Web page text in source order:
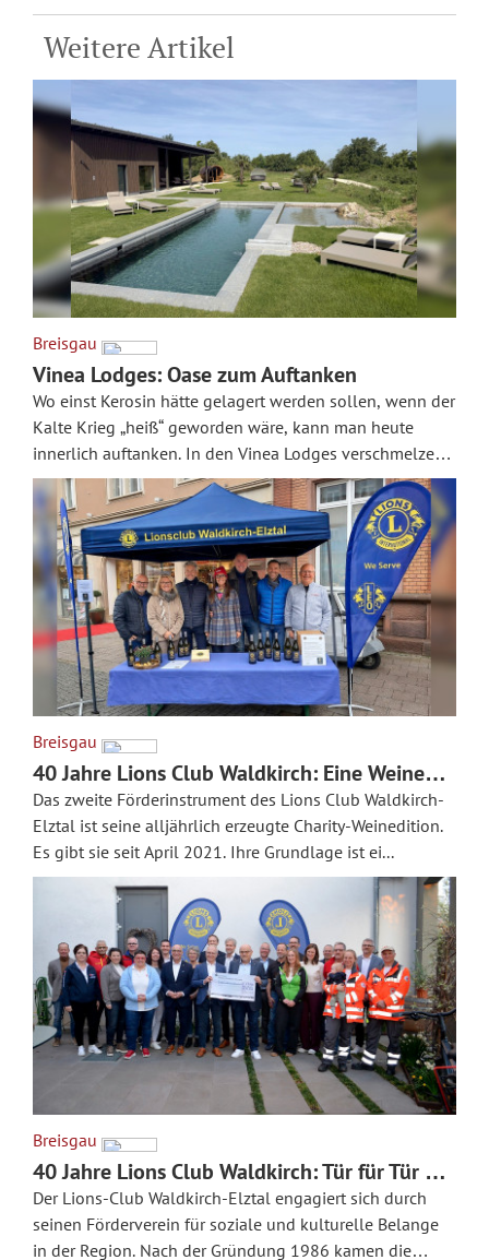
Weitere Artikel
Breisgau
Vinea Lodges: Oase zum Auftanken
Wo einst Kerosin hätte gelagert werden sollen, wenn der
Kalte Krieg „heiß“ geworden wäre, kann man heute
innerlich auftanken. In den Vinea Lodges verschmelzen
His...
Breisgau
40 Jahre Lions Club Wald­kirch: Eine Wein­edi­
tion für den guten Zweck
Das zweite Förderinstrument des Lions Club Waldkirch-
Elztal ist seine alljährlich erzeugte Charity-Weinedition.
Es gibt sie seit April 2021. Ihre Grundlage ist ei...
Breisgau
40 Jahre Lions Club Wald­kirch: Tür für Tür ein
Gewinn
Der Lions-Club Waldkirch-Elztal engagiert sich durch
seinen Förderverein für soziale und kulturelle Belange
in der Region. Nach der Gründung 1986 kamen die